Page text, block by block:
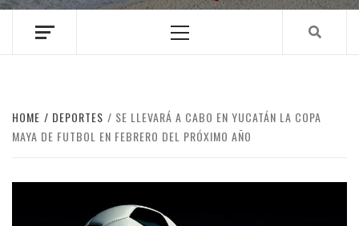
Menu
HOME DEPORTES
SE LLEVARÁ A CABO EN YUCATÁN LA COPA
MAYA DE FUTBOL EN FEBRERO DEL PRÓXIMO AÑO